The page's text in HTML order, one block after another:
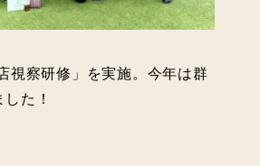
視察研修」を実施。今年は群
た！